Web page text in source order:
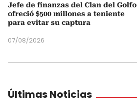
Jefe de finanzas del Clan del Golfo
ofreció $500 millones a teniente
para evitar su captura
07/08/2026
Últimas Noticias